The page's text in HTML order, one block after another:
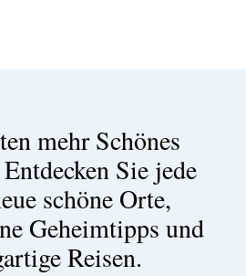
mehr Schönes
Entdecken Sie jede
schöne Orte,
Geheimtipps und
Reisen.